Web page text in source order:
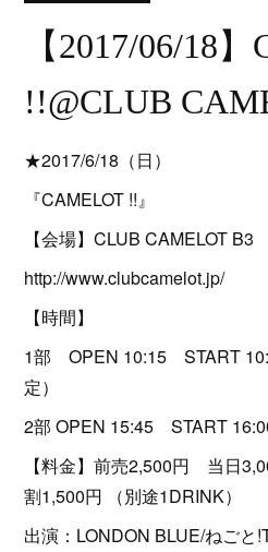
【2017/06/18
!!@CLUB
★2017/6/18（日）
『CAMELOT !!』
【会場】CLUB CAMELOT B3
http://www.clubcamelot.jp/
【時間】
1部 OPEN 10:15 START
定）
2部 OPEN 15:45 START
【料金】前売2,500円 当日
割1,500円 （別途1DRINK）
出演：LONDON BLUE/ねごと